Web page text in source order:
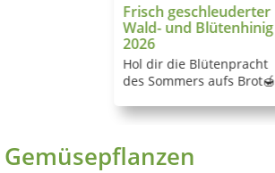
Frisch geschleuderter
Wald- und Blütenhinig
2026
Hol dir die Blütenpracht
des Sommers aufs Brot🍯
Gemüsepflanzen